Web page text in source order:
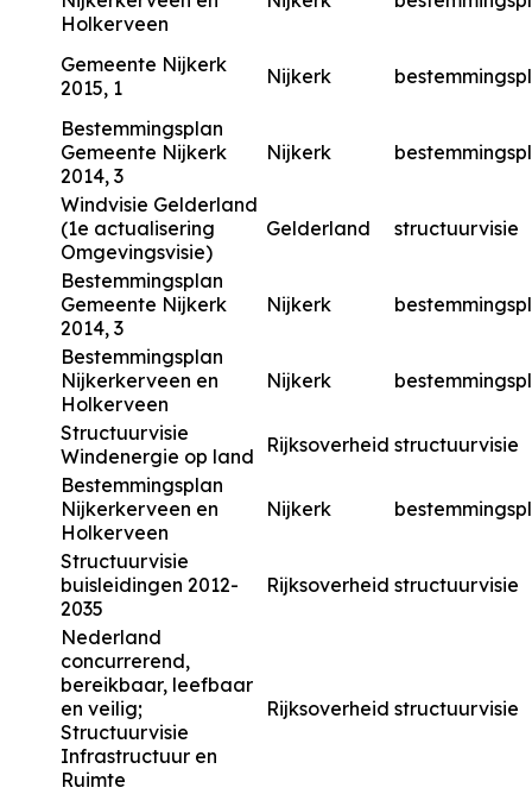
Holkerveen
Gemeente Nijkerk
2015, 1
Nijkerk
Bestemmingsplan
Gemeente Nijkerk
2014, 3
Nijkerk
Windvisie Gelderland
(1e actualisering
Omgevingsvisie)
Gelderland structuurvisie
Bestemmingsplan
Gemeente Nijkerk
2014, 3
Nijkerk
Bestemmingsplan
Nijkerkerveen en
Holkerveen
Nijkerk
Structuurvisie
Windenergie op land
Rijksoverheid structuurvisie
Bestemmingsplan
Nijkerkerveen en
Holkerveen
Nijkerk
Structuurvisie
buisleidingen 2012-
2035
Rijksoverheid structuurvisie
Nederland
concurrerend,
bereikbaar, leefbaar
en veilig;
Structuurvisie
Infrastructuur en
Ruimte
Rijksoverheid structuurvisie